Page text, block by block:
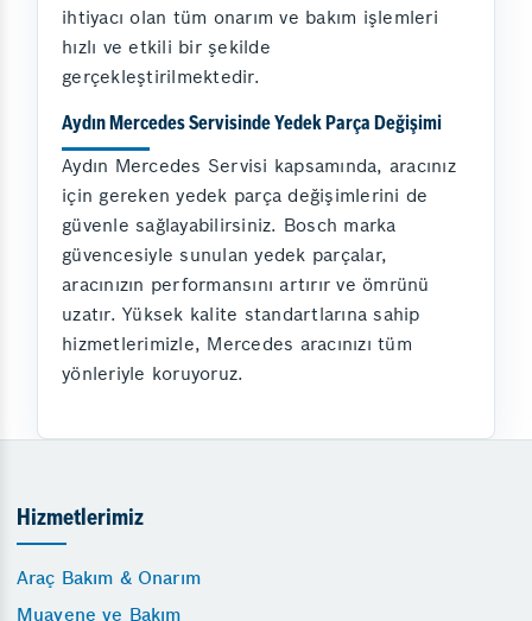
ihtiyacı olan tüm onarım ve bakım işlemleri
hızlı ve etkili bir şekilde
gerçekleştirilmektedir.
Aydın Mercedes Servisinde Yedek Parça Değişimi
Aydın Mercedes Servisi kapsamında, aracınız
için gereken yedek parça değişimlerini de
güvenle sağlayabilirsiniz. Bosch marka
güvencesiyle sunulan yedek parçalar,
aracınızın performansını artırır ve ömrünü
uzatır. Yüksek kalite standartlarına sahip
hizmetlerimizle, Mercedes aracınızı tüm
yönleriyle koruyoruz.
Hizmetlerimiz
Araç Bakım & Onarım
Muayene ve Bakım